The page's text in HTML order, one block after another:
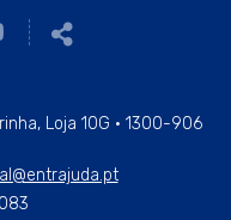
Link
página
de
Youtube
Loja 10G · 1300-906